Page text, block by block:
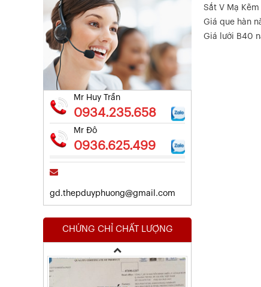
Sắt V Mạ Kẽm
Giá que hàn
Giá lưới B40
Mr Huy Trần
0934.235.658
Mr Đô
0936.625.499
gd.thepduyphuong@gmail.com
CHỨNG CHỈ CHẤT LƯỢNG
Kết Quả Thử Nghiệm Lưới Tô Tường
Xem chi tiết
Kết Quả Thử Nghiệm Lưới Tô Tường